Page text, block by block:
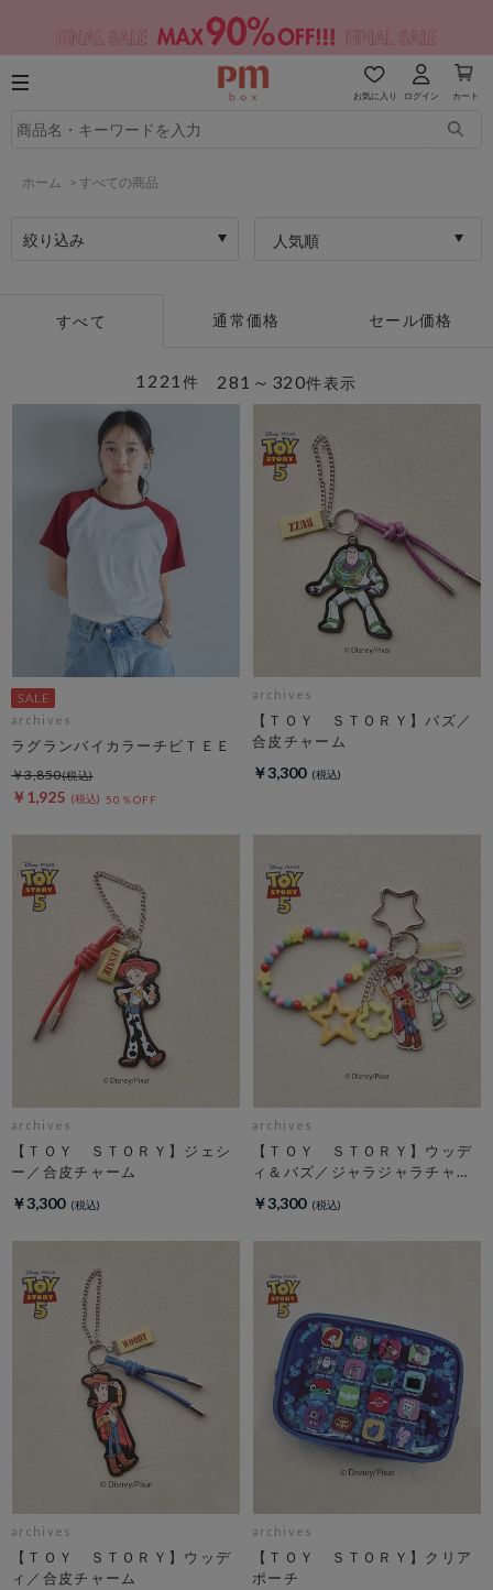
お気に入り ログイン カート
ホーム > すべての商品
絞り込み 人気順
すべて 通常価格 セール価格
281～320件表示
1221 件
archives
ラグランバイカラーチビＴＥＥ
￥1,925 50％OFF
￥3,850
archives
【ＴＯＹ ＳＴＯＲＹ】バズ／
合皮チャーム
￥3,300
archives
【ＴＯＹ ＳＴＯＲＹ】ジェシ
ー／合皮チャーム
￥3,300
archives
【ＴＯＹ ＳＴＯＲＹ】ウッデ
ィ＆バズ／ジャラジャラチャー
￥3,300
archives
【ＴＯＹ ＳＴＯＲＹ】ウッデ
ィ／合皮チャーム
archives
【ＴＯＹ ＳＴＯＲＹ】クリア
ポーチ